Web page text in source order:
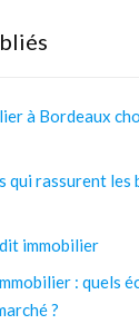
à Bordeaux
qui rassurent les
immobilier
: quels
?